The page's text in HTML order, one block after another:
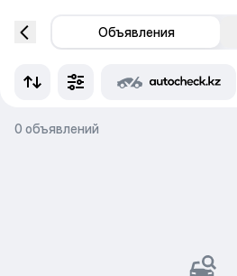
Объявления
0 объявлений